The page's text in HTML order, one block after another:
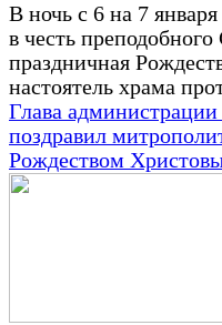
В ночь с 6 на 7
в честь
праздничная
настоятель храма
Глава
поздравил
Рождеством